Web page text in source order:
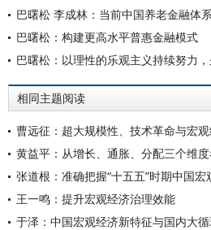
巴曙松 李成林：当前中国养老金融体
巴曙松：构建更高水平普惠金融模式
巴曙松：以理性的乐观主义持续努力
相同主题阅读
曹远征：超大规模性、技术革命与宏
黄益平：从增长、通胀、分配三个维
张道根：准确把握“十五五”时期中国宏
王一鸣：提升宏观经济治理效能
于泽：中国宏观经济新特征与国内大